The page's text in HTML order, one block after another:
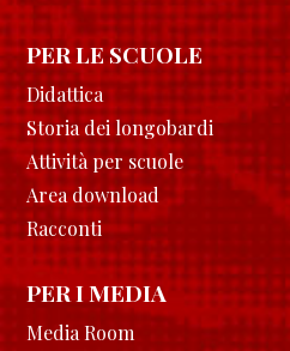
PER LE SCUOLE
Didattica
Storia dei longobardi
Attività per scuole
Area download
Racconti
PER I MEDIA
Media Room